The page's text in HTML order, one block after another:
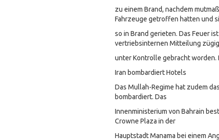
zu einem Brand, nachdem
Fahrzeuge getroffen hatten und
so in Brand gerieten. Das Feuer
vertriebsinternen Mitteilung zügig
unter Kontrolle gebracht
Iran bombardiert Hotels
Das Mullah-Regime hat zudem
bombardiert. Das
Innenministerium von Bahrain
Crowne Plaza in der
Hauptstadt Manama bei einem